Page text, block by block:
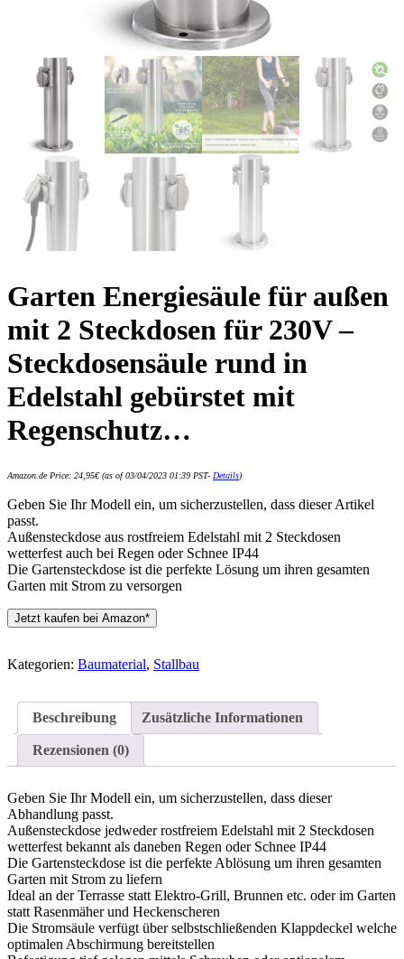
Garten Energiesäule für außen
mit 2 Steckdosen für 230V –
Steckdosensäule rund in
Edelstahl gebürstet mit
Regenschutz…
Amazon.de Price: 24,95€(as of 03/04/2023 01:39 PST- Details)
Geben Sie Ihr Modell ein, um sicherzustellen, dass dieser Artikel
passt.
Außensteckdose aus rostfreiem Edelstahl mit 2 Steckdosen
wetterfest auch bei Regen oder Schnee IP44
Die Gartensteckdose ist die perfekte Lösung um ihren gesamten
Garten mit Strom zu versorgen
Jetzt kaufen bei Amazon*
Kategorien: Baumaterial, Stallbau
Beschreibung Zusätzliche Informationen
Rezensionen (0)
Geben Sie Ihr Modell ein, um sicherzustellen, dass dieser
Abhandlung passt.
Außensteckdose jedweder rostfreiem Edelstahl mit 2 Steckdosen
wetterfest bekannt als daneben Regen oder Schnee IP44
Die Gartensteckdose ist die perfekte Ablösung um ihren gesamten
Garten mit Strom zu liefern
Ideal an der Terrasse statt Elektro-Grill, Brunnen etc. oder im Garten
statt Rasenmäher und Heckenscheren
Die Stromsäule verfügt über selbstschließenden Klappdeckel welche
optimalen Abschirmung bereitstellen